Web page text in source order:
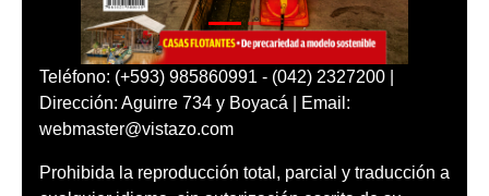
Teléfono: (+593) 985860991 - (042) 2327200 |
Dirección: Aguirre 734 y Boyacá | Email:
webmaster@vistazo.com
Prohibida la reproducción total, parcial y traducción a